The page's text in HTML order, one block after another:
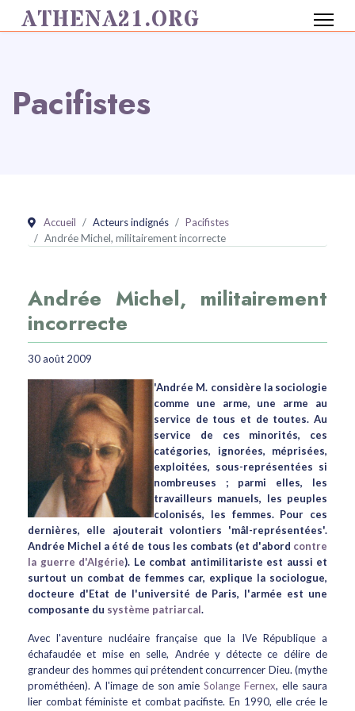
ATHENA21.ORG
Pacifistes
Accueil Acteurs indignés
Pacifistes
Andrée Michel, militairement incorrecte
Andrée Michel, militairement
incorrecte
30 août 2009
'Andrée M. considère la sociologie
comme une arme, une arme au
service de tous et de toutes. Au
service de ces minorités, ces
catégories, ignorées, méprisées,
exploitées, sous-représentées si
nombreuses ; parmi elles, les
travailleurs manuels, les peuples
colonisés, les femmes. Pour ces
dernières, elle ajouterait volontiers 'mâl-représentées'.
Andrée Michel a été de tous les combats (et d'abord contre
la guerre d'Algérie). Le combat antimilitariste est aussi et
surtout un combat de femmes car, explique la sociologue,
docteure d'Etat de l'université de Paris, l'armée est une
composante du système patriarcal.
Avec l'aventure nucléaire française que la IVe République a
échafaudée et mise en selle, Andrée y détecte ce délire de
grandeur des hommes qui prétendent concurrencer Dieu. (mythe
prométhéen). A l'image de son amieSolange Fernex, elle saura
lier combat féministe et combat pacifiste. En 1990, elle crée le